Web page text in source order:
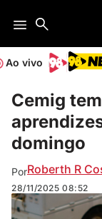
Ao vivo
Cemig
domingo
PorRoberth R
28/11/2025 08:52